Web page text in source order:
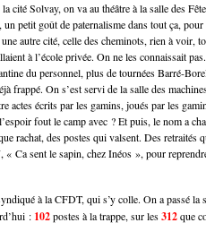
cité Solvay, on va au théâtre à la salle des
un petit goût de paternalisme dans tout ça,
autre cité, celle des cheminots, rien à voir,
à l’école privée. On ne les connaissait
du personnel, plus de tournées Barré-
frappé. On s’est servi de la salle des
actes écrits par les gamins, joués par les
fout le camp avec ? Et puis, le nom a
rachat, des postes qui valsent. Des retraités
« Ca sent le sapin, chez Inéos », pour
àla CFDT, qui s’y colle. On a passé la
: 102postes à la trappe, sur les312que